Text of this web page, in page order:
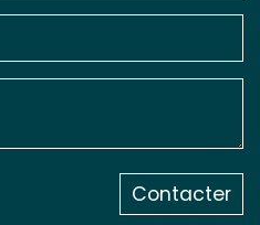
Contacter